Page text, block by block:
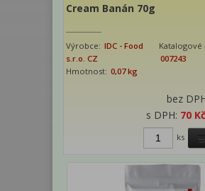
Cream Banán 70g
Výrobce: IDC - Food
s.r.o. CZ
Katalogové
007243
Hmotnost: 0,07 kg
bez
s DPH: 70 Kč
ks